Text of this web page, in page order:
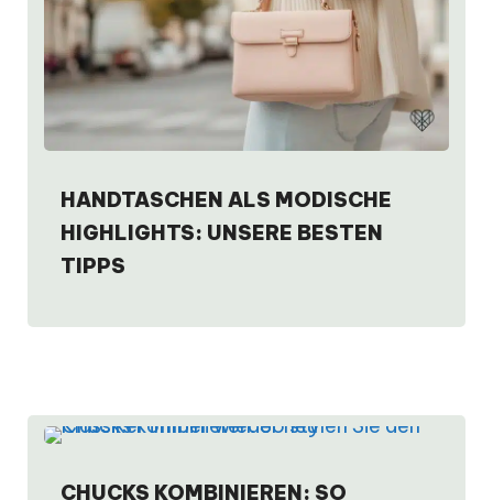
HANDTASCHEN ALS MODISCHE
HIGHLIGHTS: UNSERE BESTEN
TIPPS
CHUCKS KOMBINIEREN: SO